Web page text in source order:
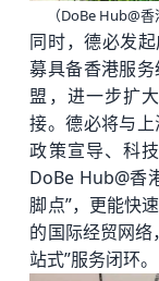
（DoBe Hub@
同时，德必发
募具备香港服
盟，进一步扩
接。德必将与
政策宣导、科
DoBe Hub@香
脚点”，更能快
的国际经贸网
站式”服务闭环。